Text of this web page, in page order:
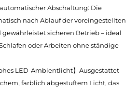
Abschaltung: Die
nach Ablauf der voreingestellten
gewährleistet sicheren Betrieb – ideal
oder Arbeiten ohne ständige
LED-Ambientlicht】Ausgestattet
farblich abgestuftem Licht, das